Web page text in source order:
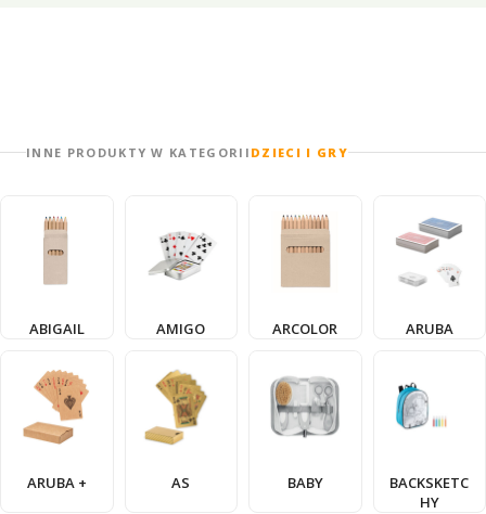
INNE PRODUKTY W KATEGORII DZIECI I GRY
ABIGAIL AMIGO ARCOLOR ARUBA
ARUBA + AS BABY
BACKSKETC
HY